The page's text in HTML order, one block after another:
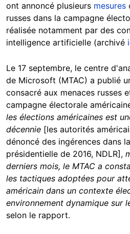
ont annoncé plusieurs mesures
russes dans la campagne
réalisée notamment par des
intelligence artificielle (archivé
Le 17 septembre, le centre
de Microsoft (MTAC) a publié
consacré aux menaces russes
campagne électorale
les élections américaines est
décennie [les autorités
dénoncé des ingérences dans
présidentielle de 2016, NDLR],
derniers mois, le MTAC a
les tactiques adoptées pour
américain dans un contexte
environnement dynamique sur
selon le rapport.